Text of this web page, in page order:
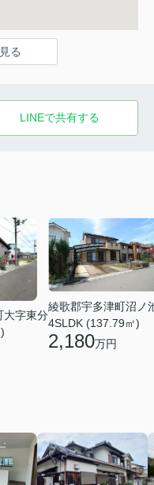
る
LINEで共有する
大字東分
綾歌郡宇多津町沼ノ
4SLDK (137.79㎡)
2,180万円